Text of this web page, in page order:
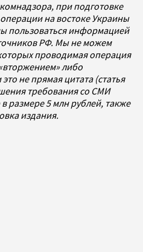
при подготовке
на востоке Украины
пользоваться информацией
РФ. Мы не можем
проводимая операция
либо
не прямая цитата (статья
требования со СМИ
размере 5 млн рублей, также
издания.